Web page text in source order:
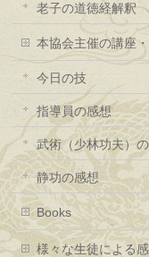
老子の道徳経解釈
本協会主催の講座
今日の技
指導員の感想
武術（少林功夫）
静功の感想
Books
様々な生徒による